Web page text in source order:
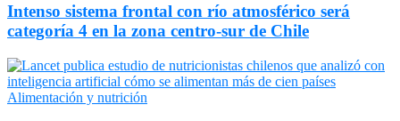
Intenso sistema frontal con río atmosférico será
categoría 4 en la zona centro-sur de Chile
Alimentación y nutrición